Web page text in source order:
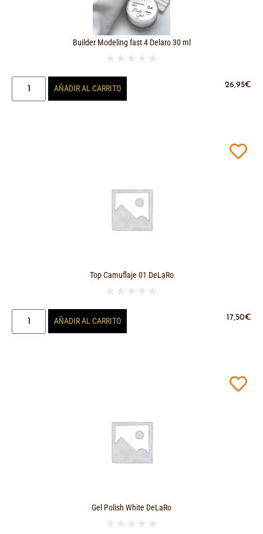
Builder Modeling fast 4 Delaro 30 ml
★ ★ ★ ★ ★
26,95€
AÑADIR AL CARRITO
Top Camuflaje 01 DeLaRo
★ ★ ★ ★ ★
17,50€
AÑADIR AL CARRITO
Gel Polish White DeLaRo
★ ★ ★ ★ ★